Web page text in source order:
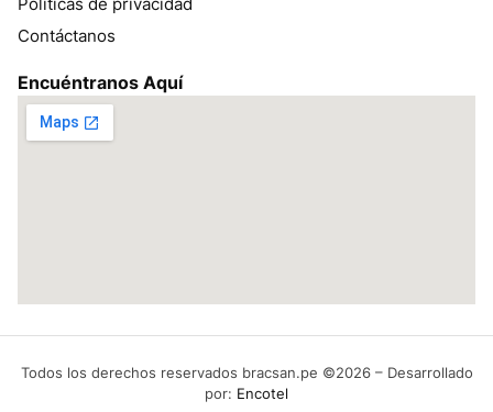
Contáctanos
Encuéntranos Aquí
Todos los derechos reservados bracsan.pe ©2026 – Desarrollado
por: Encotel